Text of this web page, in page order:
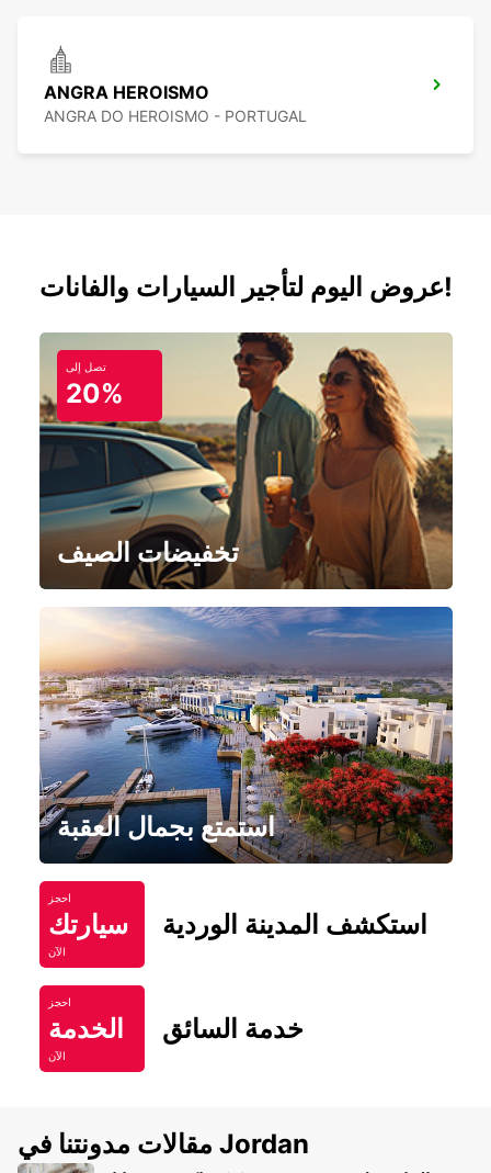
ANGRA HEROISMO
ANGRA DO HEROISMO - PORTUGAL
عروض اليوم لتأجير السيارات والفانات!
تصل إلى
20%
تخفيضات الصيف
استمتع بجمال العقبة
احجز
سيارتك
الآن
استكشف المدينة الوردية
احجز
الخدمة
الآن
خدمة السائق
مقالات مدونتنا في Jordan